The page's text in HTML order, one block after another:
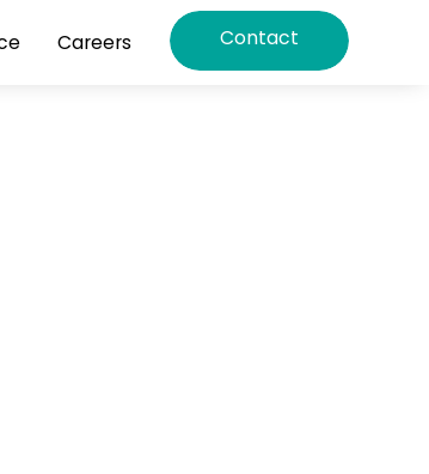
Careers Contact